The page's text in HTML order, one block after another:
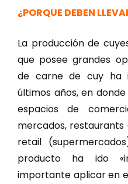
¿PORQUE DEBEN
La producción de
que posee grandes
de carne de cuy ha
últimos años, en
espacios de
mercados,
retail
producto ha ido
importante aplicar en